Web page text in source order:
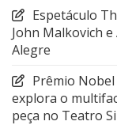
Espetáculo
John Malkovich
Alegre
Prêmio
explora o
peça no Teatro